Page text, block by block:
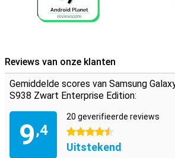
5.000mAh zorgt ervoor dat je de hele dag
Mocht je batterij toch leeg raken, dan laad je
Samsung Ecosysteem
Dankzij het Galaxy Ecosysteem zijn al je
op elkaar afgestemd. Gebruik je Samsung
bijvoorbeeld in combinatie met de
Samsung Galaxy Watch Ultravoor optimale
gezondheids- en sportgegevens. Of koppel
aan deSamsung Galaxy Buds 3
Zo krijg je een seintje als je gebeld wordt en
Reviews van onze klanten
Gemiddelde scores van Samsung
S938 Zwart Enterprise Edition:
9,4
20 geverifieerde reviews
4.5 sterren
Uitstekend